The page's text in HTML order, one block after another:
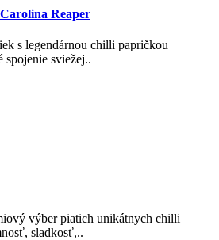
Reaper
s legendárnou chilli papričkou
spojenie sviežej..
výber piatich unikátnych chilli
sladkosť,..